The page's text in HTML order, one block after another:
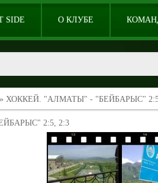
SIDE О КЛУБЕ
» ХОККЕЙ. "АЛМАТЫ" - "БЕЙБАРЫС"
2:5, 2:3